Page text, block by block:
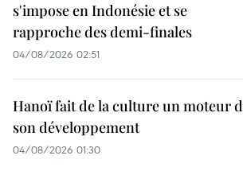
s'impose en Indonésie et se
rapproche des demi-finales
04/08/2026 02:51
Hanoï fait de la culture un moteur
son développement
04/08/2026 01:30